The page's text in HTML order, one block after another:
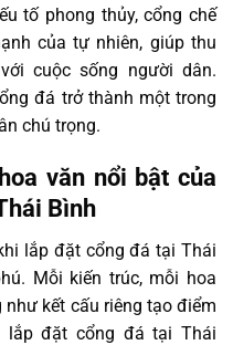
tố phong thủy, cổng chế
của tự nhiên, giúp thu
cuộc sống người dân.
đá trở thành một trong
chú trọng.
văn nổi bật của
Bình
lắp đặt cổng đá tại Thái
Mỗi kiến trúc, mỗi hoa
kết cấu riêng tạo điểm
lắp đặt cổng đá tại Thái